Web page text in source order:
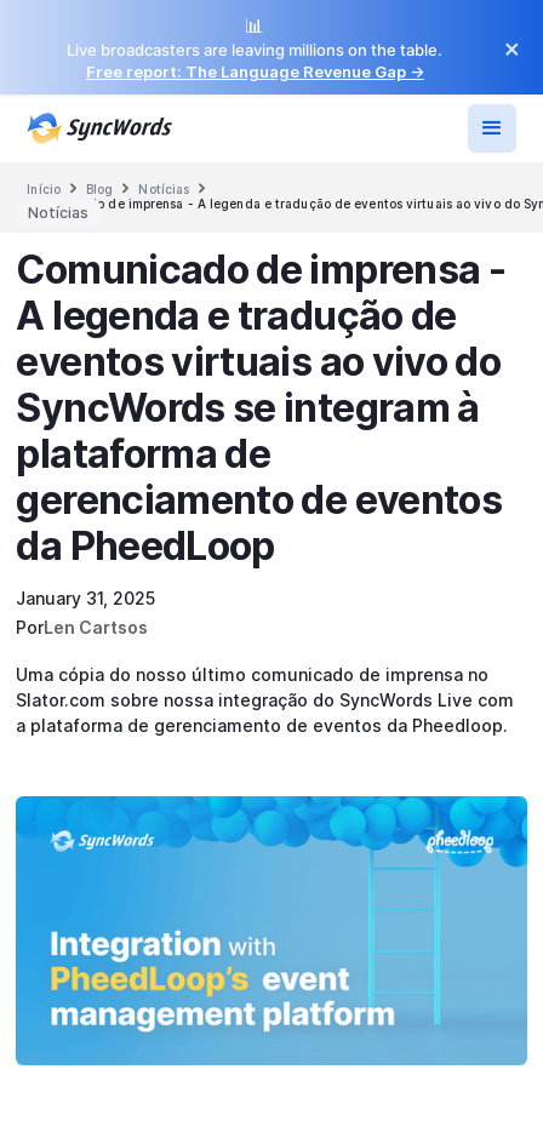
📊
Live broadcasters are leaving millions on the table.
Free report: The Language Revenue Gap →
×
Início  Blog  Notícias 
Comunicado de imprensa - A legenda e tradução de eventos virtuais ao vivo do
Notícias
Comunicado de imprensa -
A legenda e tradução de
eventos virtuais ao vivo do
SyncWords se integram à
plataforma de
gerenciamento de eventos
da PheedLoop
January 31, 2025
PorLen Cartsos
Uma cópia do nosso último comunicado de imprensa no
Slator.com sobre nossa integração do SyncWords Live com
a plataforma de gerenciamento de eventos da Pheedloop.